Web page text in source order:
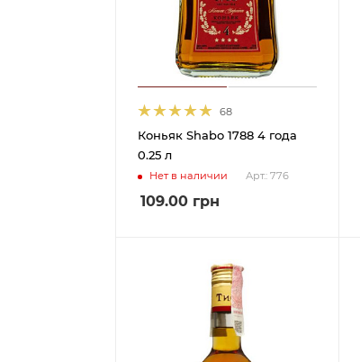
68
Коньяк Shabo 1788 4 года
0.25 л
Нет в наличии Арт.: 776
109.00 грн